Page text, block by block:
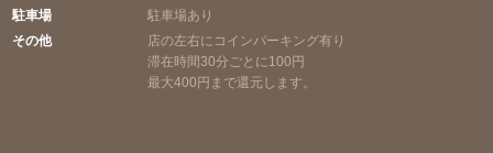
駐車場
駐車場あり
その他
店の左右にコインパーキング有り
滞在時間30分ごとに100円
最大400円まで還元します。